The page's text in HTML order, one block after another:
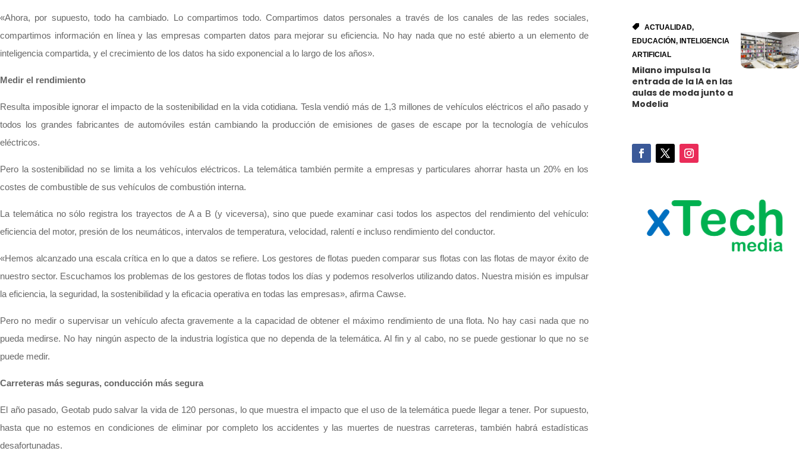
«Ahora, por supuesto, todo ha cambiado. Lo compartimos todo. Compartimos datos personales a través de los canales de las redes sociales,
compartimos información en línea y las empresas comparten datos para mejorar su eficiencia. No hay nada que no esté abierto a un elemento de
inteligencia compartida, y el crecimiento de los datos ha sido exponencial a lo largo de los años».
Medir el rendimiento
Resulta imposible ignorar el impacto de la sostenibilidad en la vida cotidiana. Tesla vendió más de 1,3 millones de vehículos eléctricos el año pasado y
todos los grandes fabricantes de automóviles están cambiando la producción de emisiones de gases de escape por la tecnología de vehículos
eléctricos.
Pero la sostenibilidad no se limita a los vehículos eléctricos. La telemática también permite a empresas y particulares ahorrar hasta un 20% en los
costes de combustible de sus vehículos de combustión interna.
La telemática no sólo registra los trayectos de A a B (y viceversa), sino que puede examinar casi todos los aspectos del rendimiento del vehículo:
eficiencia del motor, presión de los neumáticos, intervalos de temperatura, velocidad, ralentí e incluso rendimiento del conductor.
«Hemos alcanzado una escala crítica en lo que a datos se refiere. Los gestores de flotas pueden comparar sus flotas con las flotas de mayor éxito de
nuestro sector. Escuchamos los problemas de los gestores de flotas todos los días y podemos resolverlos utilizando datos. Nuestra misión es impulsar
la eficiencia, la seguridad, la sostenibilidad y la eficacia operativa en todas las empresas», afirma Cawse.
Pero no medir o supervisar un vehículo afecta gravemente a la capacidad de obtener el máximo rendimiento de una flota. No hay casi nada que no
pueda medirse. No hay ningún aspecto de la industria logística que no dependa de la telemática. Al fin y al cabo, no se puede gestionar lo que no se
puede medir.
Carreteras más seguras, conducción más segura
El año pasado, Geotab pudo salvar la vida de 120 personas, lo que muestra el impacto que el uso de la telemática puede llegar a tener. Por supuesto,
hasta que no estemos en condiciones de eliminar por completo los accidentes y las muertes de nuestras carreteras, también habrá estadísticas
desafortunadas.
ACTUALIDAD,
EDUCACIÓN, INTELIGENCIA
ARTIFICIAL
Milano impulsa la
entrada de la IA en las
aulas de moda junto a
Modelia